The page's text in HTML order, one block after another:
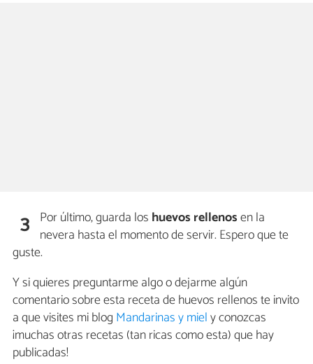
3 Por último, guarda los huevos rellenosen la
nevera hasta el momento de servir. Espero que te
guste.
Y si quieres preguntarme algo o dejarme algún
comentario sobre esta receta de huevos rellenos te invito
a que visites mi blog Mandarinas y miely conozcas
¡muchas otras recetas (tan ricas como esta) que hay
publicadas!